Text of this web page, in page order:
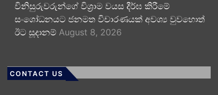
විනිසුරුවරුන්ගේ විශ්‍රාම වයස දීර්ඝ කිරීමේ
සංශෝධනයට ජනමත විචාරණයක් අවශ්‍ය වුවහොත්
ඊට සූදානම් August 8, 2026
CONTACT US